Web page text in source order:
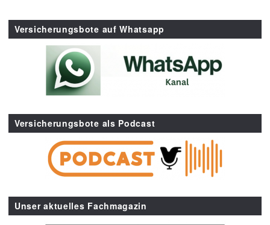
Versicherungsbote auf Whatsapp
Versicherungsbote als Podcast
Unser aktuelles Fachmagazin